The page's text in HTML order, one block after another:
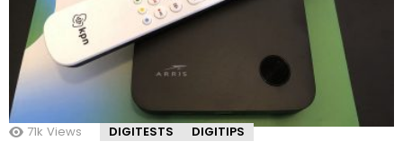
71k Views DIGITESTS DIGITIPS